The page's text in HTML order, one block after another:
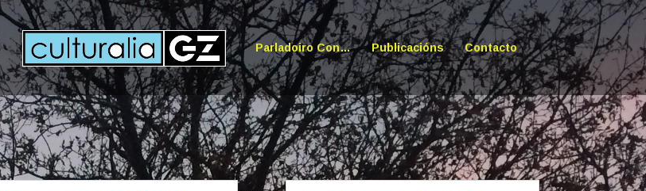
Parladoiro Con… Publicacións Contacto